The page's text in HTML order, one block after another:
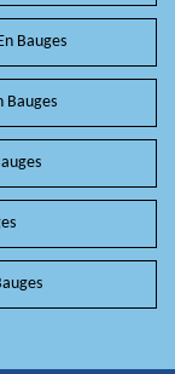
Bauges
Bauges